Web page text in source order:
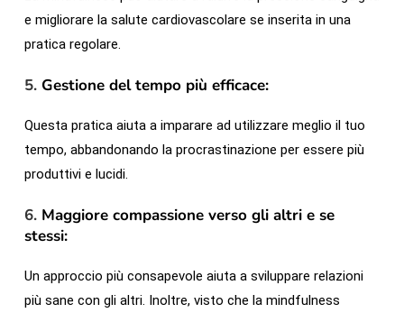
e migliorare la salute cardiovascolare se inserita in una
pratica regolare.
5. Gestione del tempo più efficace:
Questa pratica aiuta a imparare ad utilizzare meglio il tuo
tempo, abbandonando la procrastinazione per essere più
produttivi e lucidi.
6. Maggiore compassione verso gli altri e se
stessi:
Un approccio più consapevole aiuta a sviluppare relazioni
più sane con gli altri. Inoltre, visto che la mindfulness